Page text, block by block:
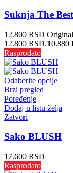
Suknja The
12.800RSD
12.800 RSD.10.880
Rasprodato
Odaberite opcije
Brzi pregled
Poređenje
Dodaj u listu želja
Zatvori
Sako BLUSH
17.600 RSD
Rasprodato